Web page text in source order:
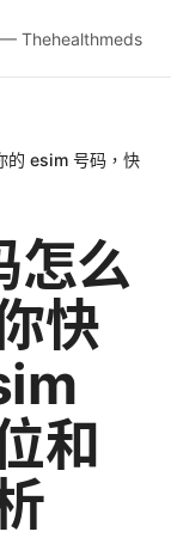
Thehealthmeds
的 esim 号码，快
怎么
快
和